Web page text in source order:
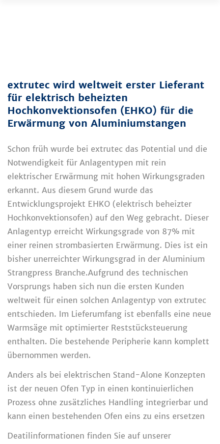
extrutec wird weltweit erster Lieferant
für elektrisch beheizten
Hochkonvektionsofen (EHKO) für die
Erwärmung von Aluminiumstangen
Schon früh wurde bei extrutec das Potential und die
Notwendigkeit für Anlagentypen mit rein
elektrischer Erwärmung mit hohen Wirkungsgraden
erkannt. Aus diesem Grund wurde das
Entwicklungsprojekt EHKO (elektrisch beheizter
Hochkonvektionsofen) auf den Weg gebracht. Dieser
Anlagentyp erreicht Wirkungsgrade von 87% mit
einer reinen strombasierten Erwärmung. Dies ist ein
bisher unerreichter Wirkungsgrad in der Aluminium
Strangpress Branche.Aufgrund des technischen
Vorsprungs haben sich nun die ersten Kunden
weltweit für einen solchen Anlagentyp von extrutec
entschieden. Im Lieferumfang ist ebenfalls eine neue
Warmsäge mit optimierter Reststücksteuerung
enthalten. Die bestehende Peripherie kann komplett
übernommen werden.
Anders als bei elektrischen Stand-Alone Konzepten
ist der neuen Ofen Typ in einen kontinuierlichen
Prozess ohne zusätzliches Handling integrierbar und
kann einen bestehenden Ofen eins zu eins ersetzen
Deatilinformationen finden Sie auf unserer